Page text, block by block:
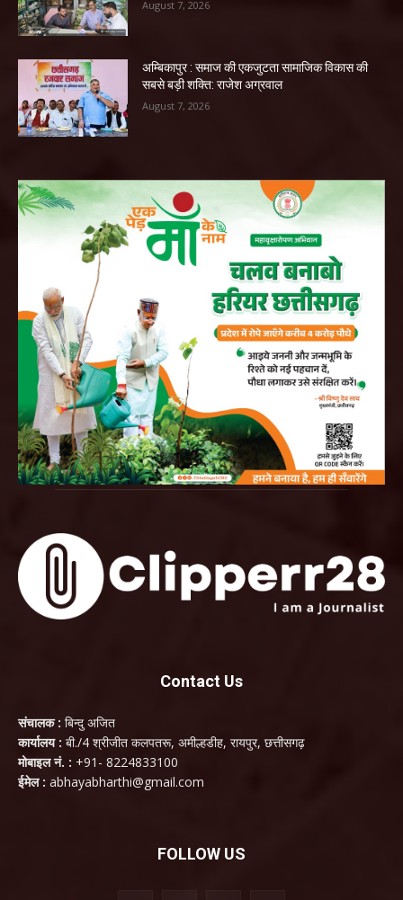
August 7, 2026
अम्बिकापुर : समाज की एकजुटता सामाजिक विकास की
सबसे बड़ी शक्ति: राजेश अग्रवाल
August 7, 2026
Contact Us
संचालक : बिन्दु अजित
कार्यालय : बी./4 श्रीजीत कलपतरू, अमील्हडीह, रायपुर, छत्तीसगढ़
मोबाइल नं. : +91- 8224833100
ईमेल : abhayabharthi@gmail.com
FOLLOW US